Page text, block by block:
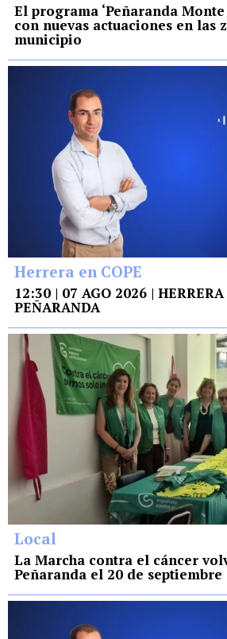
El programa ‘Peñaranda Monte
con nuevas actuaciones en las
municipio
Herrera en COPE
12:30 | 07 AGO 2026 |
PEÑARANDA
Local
La Marcha contra el cáncer
Peñaranda el 20 de septiembre